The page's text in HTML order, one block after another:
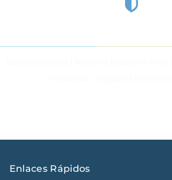
Enlaces Rápidos